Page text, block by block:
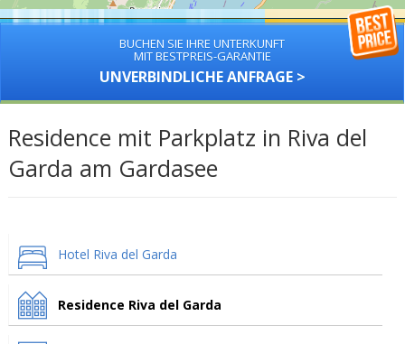
BUCHEN SIE IHRE UNTERKUNFT
MIT BESTPREIS-GARANTIE
UNVERBINDLICHE ANFRAGE >
Residence mit Parkplatz in Riva del
Garda am Gardasee
Hotel Riva del Garda
Residence Riva del Garda